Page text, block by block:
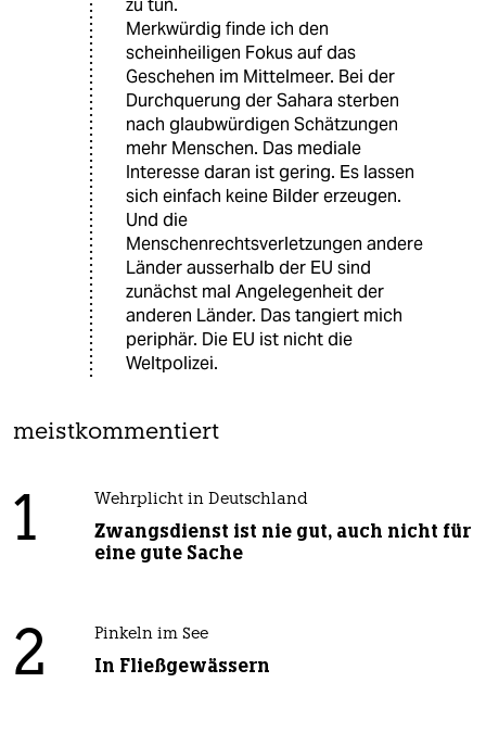
zu tun.
Merkwürdig finde ich den
scheinheiligen Fokus auf das
Geschehen im Mittelmeer. Bei der
Durchquerung der Sahara sterben
nach glaubwürdigen Schätzungen
mehr Menschen. Das mediale
Interesse daran ist gering. Es lassen
sich einfach keine Bilder erzeugen.
Und die
Menschenrechtsverletzungen andere
Länder ausserhalb der EU sind
zunächst mal Angelegenheit der
anderen Länder. Das tangiert mich
periphär. Die EU ist nicht die
Weltpolizei.
meistkommentiert
1 Wehrplicht in Deutschland
Zwangsdienst ist nie gut, auch nicht für
eine gute Sache
2 Pinkeln im See
In Fließgewässern